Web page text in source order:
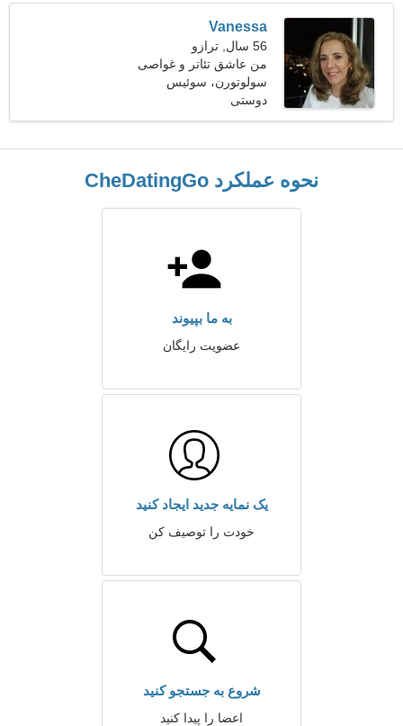
Vanessa
56 سال, ترازو
من عاشق تئاتر و غواصی
هستم
سولوتورن، سوئیس
دوستی
نحوه عملکرد CheDatingGo
به ما بپیوند
عضویت رایگان
یک نمایه جدید ایجاد کنید
خودت را توصیف کن
شروع به جستجو کنید
اعضا را پیدا کنید